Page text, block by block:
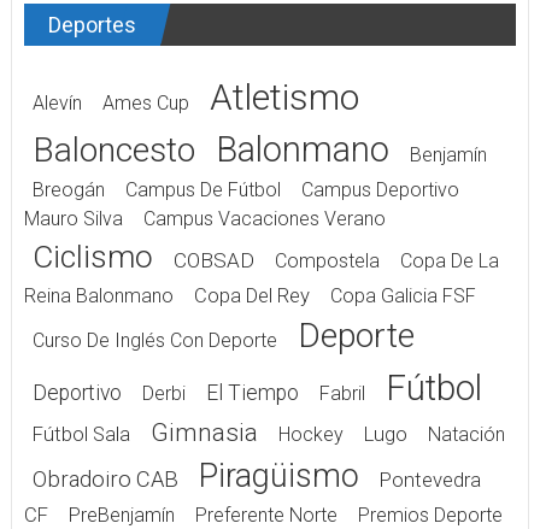
Deportes
Alevín Ames Cup Atletismo
Baloncesto Balonmano
Benjamín
Breogán
Campus De Fútbol
Campus Deportivo
Mauro Silva
Campus Vacaciones Verano
Ciclismo COBSAD Compostela
Copa De La
Reina Balonmano
Copa Del Rey
Copa Galicia FSF
Curso De Inglés Con Deporte
Deporte
Deportivo Derbi El Tiempo Fabril Fútbol
Fútbol Sala Gimnasia Hockey Lugo Natación
Obradoiro CAB Piragüismo
Pontevedra
CF
PreBenjamín Preferente Norte
Premios Deporte